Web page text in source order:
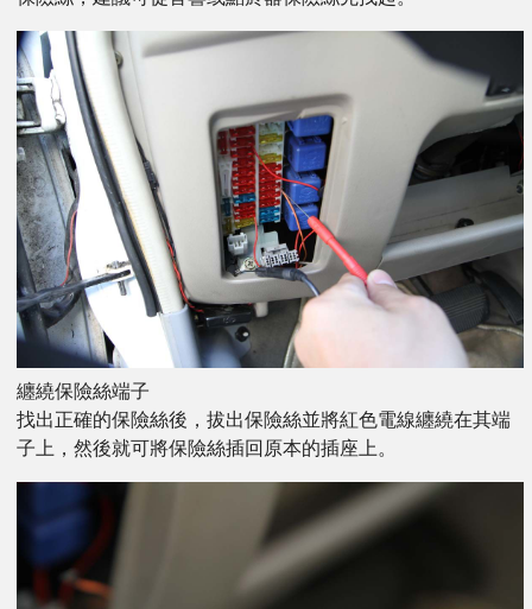
纏繞保險絲端子
找出正確的保險絲後，拔出保險絲並將紅色電線纏繞在其端
子上，然後就可將保險絲插回原本的插座上。